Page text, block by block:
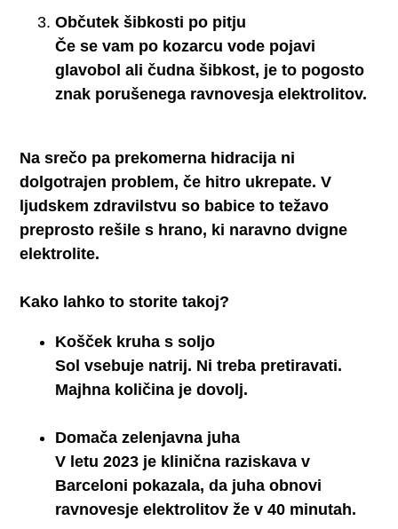
Občutek šibkosti po pitju
Če se vam po kozarcu vode pojavi
glavobol ali čudna šibkost, je to pogosto
znak porušenega ravnovesja elektrolitov.
Na srečo pa prekomerna hidracija ni
dolgotrajen problem, če hitro ukrepate. V
ljudskem zdravilstvu so babice to težavo
preprosto rešile s hrano, ki naravno dvigne
elektrolite.
Kako lahko to storite takoj?
Košček kruha s soljo
Sol vsebuje natrij. Ni treba pretiravati.
Majhna količina je dovolj.
Domača zelenjavna juha
V letu 2023 je klinična raziskava v
Barceloni pokazala, da juha obnovi
ravnovesje elektrolitov že v 40 minutah.